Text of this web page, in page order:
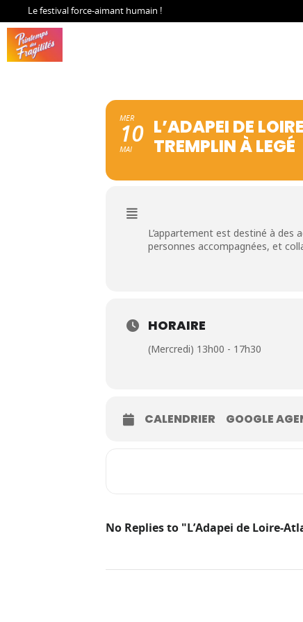
Le festival force-aimant humain !
MER
10
MAI
L’ADAPEI DE
TREMPLIN À LEGÉ
L’appartement est destiné à des
personnes accompagnées, et
HORAIRE
(Mercredi) 13h00 - 17h30
CALENDRIER GOOGLE
No Replies to "L’Adapei de Loire-